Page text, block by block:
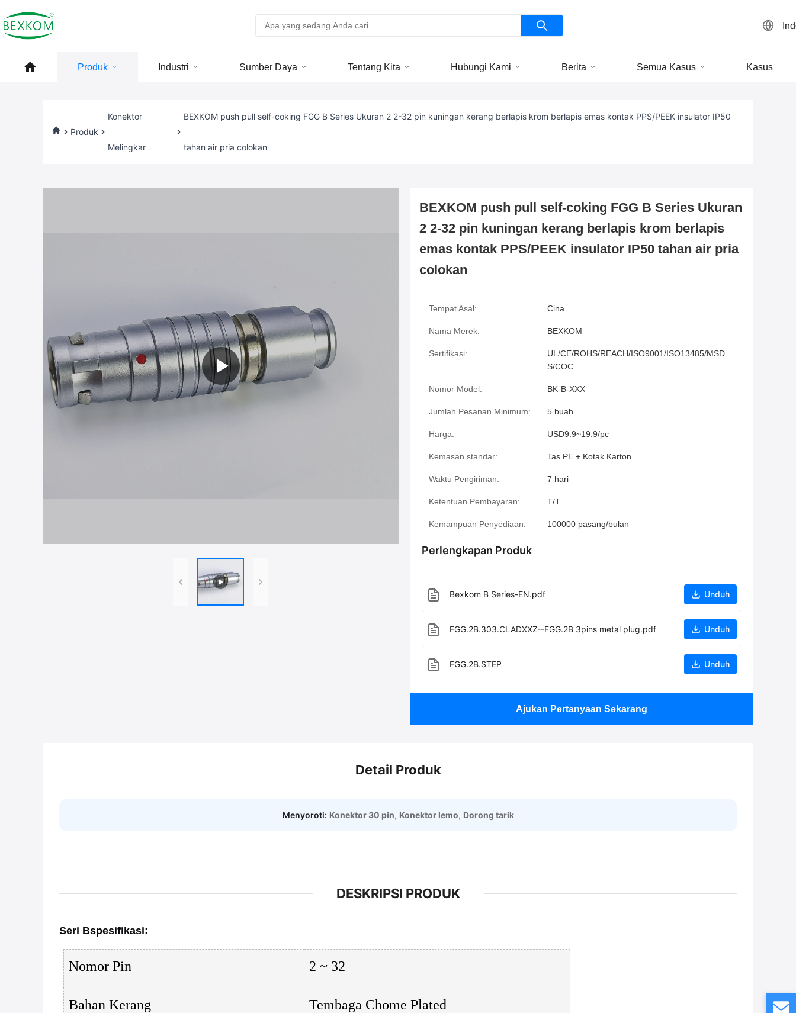
Produk Industri Sumber Daya Tentang Kita Hubungi Kami Berita Semua Kasus Kasus
Produk
Konektor
Melingkar
BEXKOM push pull self-coking FGG B Series Ukuran 2 2-32 pin kuningan kerang berlapis krom berlapis emas kontak PPS/PEEK insulator IP50
tahan air pria colokan
BEXKOM push pull self-coking FGG B Series Ukuran
2 2-32 pin kuningan kerang berlapis krom berlapis
emas kontak PPS/PEEK insulator IP50 tahan air pria
colokan
Tempat Asal: Cina
Nama Merek: BEXKOM
Sertifikasi:
UL/CE/ROHS/REACH/ISO9001/ISO13485/MSD
S/COC
Nomor Model: BK-B-XXX
Jumlah Pesanan Minimum: 5 buah
Harga: USD9.9~19.9/pc
Kemasan standar: Tas PE + Kotak Karton
Waktu Pengiriman: 7 hari
Ketentuan Pembayaran: T/T
Kemampuan Penyediaan: 100000 pasang/bulan
Perlengkapan Produk
Bexkom B Series-EN.pdf Unduh
FGG.2B.303.CLADXXZ--FGG.2B 3pins metal plug.pdf Unduh
FGG.2B.STEP Unduh
Ajukan Pertanyaan Sekarang
Detail Produk
Menyoroti: Konektor 30 pin, Konektor lemo, Dorong tarik
DESKRIPSI PRODUK
Seri Bspesifikasi:
Nomor Pin 2 ~ 32
Bahan Kerang Tembaga Chome Plated